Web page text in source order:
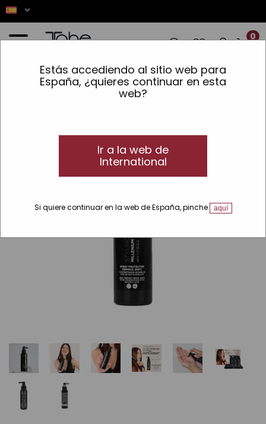
Estás accediendo al sitio web para
España, ¿quieres continuar en esta
web?
Ir a la web de
International
Si quiere continuar en la web de España, pinche aquí
0
LOS PEDIDOS REALIZADOS ENTRE
Millenium »